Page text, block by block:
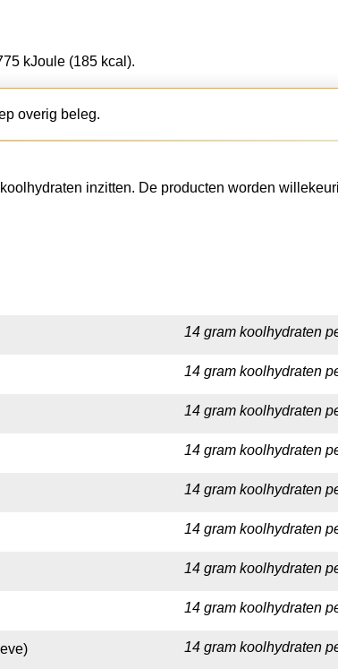
kJoule (185 kcal).
overig beleg.
inzitten. De producten worden
14 gram koolhydraten
14 gram koolhydraten
14 gram koolhydraten
14 gram koolhydraten
14 gram koolhydraten
14 gram koolhydraten
14 gram koolhydraten
14 gram koolhydraten
14 gram koolhydraten